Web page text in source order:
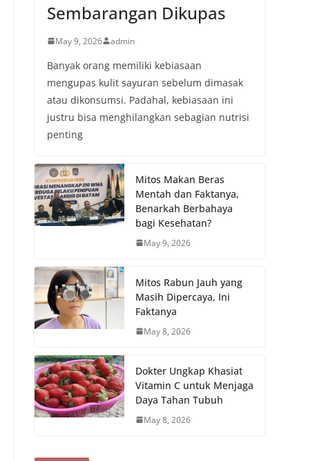
Sembarangan Dikupas
May 9, 2026 admin
Banyak orang memiliki kebiasaan
mengupas kulit sayuran sebelum dimasak
atau dikonsumsi. Padahal, kebiasaan ini
justru bisa menghilangkan sebagian nutrisi
penting
Mitos Makan Beras
Mentah dan Faktanya,
Benarkah Berbahaya
bagi Kesehatan?
May 9, 2026
Mitos Rabun Jauh yang
Masih Dipercaya, Ini
Faktanya
May 8, 2026
Dokter Ungkap Khasiat
Vitamin C untuk Menjaga
Daya Tahan Tubuh
May 8, 2026